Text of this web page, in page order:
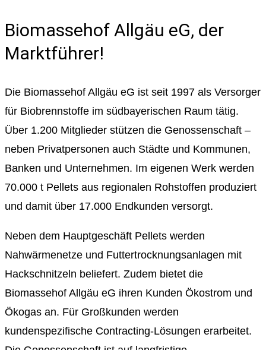
Biomassehof Allgäu eG, der
Marktführer!
Die Biomassehof Allgäu eG ist seit 1997 als Versorger
für Biobrennstoffe im südbayerischen Raum tätig.
Über 1.200 Mitglieder stützen die Genossenschaft –
neben Privatpersonen auch Städte und Kommunen,
Banken und Unternehmen. Im eigenen Werk werden
70.000 t Pellets aus regionalen Rohstoffen produziert
und damit über 17.000 Endkunden versorgt.
Neben dem Hauptgeschäft Pellets werden
Nahwärmenetze und Futtertrocknungsanlagen mit
Hackschnitzeln beliefert. Zudem bietet die
Biomassehof Allgäu eG ihren Kunden Ökostrom und
Ökogas an. Für Großkunden werden
kundenspezifische Contracting-Lösungen erarbeitet.